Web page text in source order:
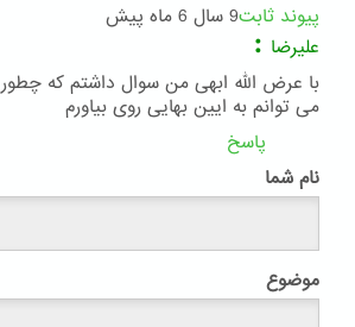
پیوند ثابت9 سال 6 ماه پیش
علیرضا :
با عرض الله ابهی من سوال داشتم که چطور
می توانم به ایین بهایی روی بیاورم
پاسخ
نام شما
موضوع